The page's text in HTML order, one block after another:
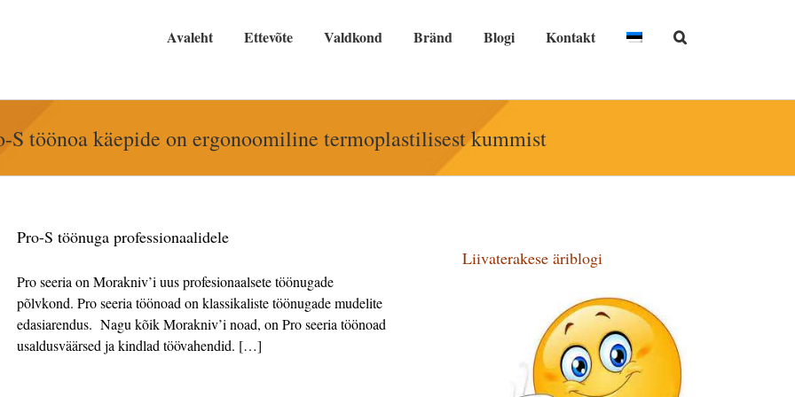
Avaleht Ettevõte Valdkond Bränd Blogi Kontakt
S töönoa käepide on ergonoomiline termoplastilisest kummist
Pro-S töönuga professionaalidele
Pro seeria on Morakniv’i uus profesionaalsete töönugade
põlvkond. Pro seeria töönoad on klassikaliste töönugade mudelite
edasiarendus. Nagu kõik Morakniv’i noad, on Pro seeria töönoad
usaldusväärsed ja kindlad töövahendid. […]
Liivaterakese äriblogi